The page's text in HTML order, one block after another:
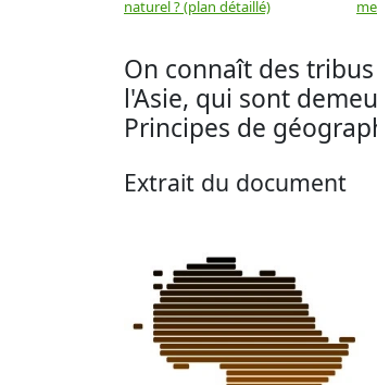
naturel ? (plan détaillé)
On connaît des
l'Asie, qui sont
Principes de
Extrait du document